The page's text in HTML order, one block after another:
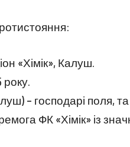
«Хімік», Калуш.
року.
– господарі поля,
ФК «Хімік» із